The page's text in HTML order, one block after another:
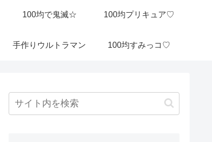
100均で鬼滅☆ 100均プリキュア♡
手作りウルトラマン 100均すみっコ♡